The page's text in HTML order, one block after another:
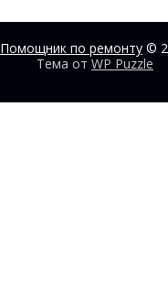
Помощник по ремонту ©
Тема от WP Puzzle